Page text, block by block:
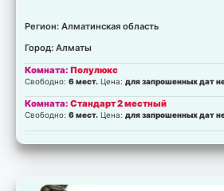
Регион: Алматинская область
Город: Алматы
Комната:Полулюкс
Свободно:6 мест. Цена:для запрошенных дат
Комната:Стандарт 2 местный
Свободно:6 мест. Цена:для запрошенных дат
Комната: